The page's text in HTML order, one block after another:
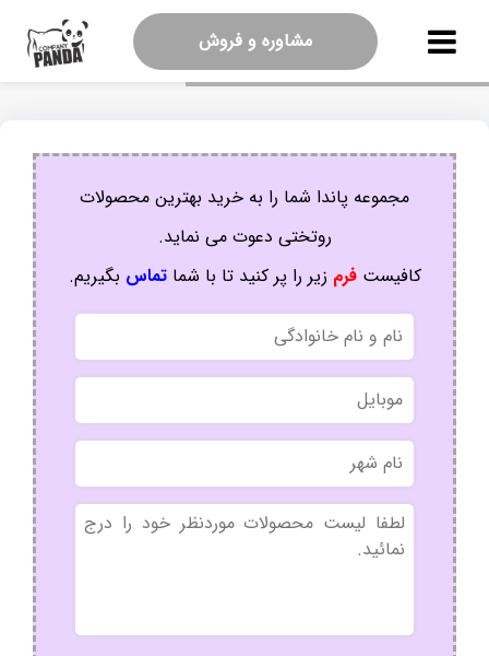
مشاوره و فروش
مجموعه پاندا شما را به خرید بهترین محصولات
روتختی دعوت می نماید.
کافیستفرم زیر را پر کنید تا با شماتماس بگیریم.
نام
و
نام
خانوادگی
موبایل
نام
شهر
بدون
عنوان